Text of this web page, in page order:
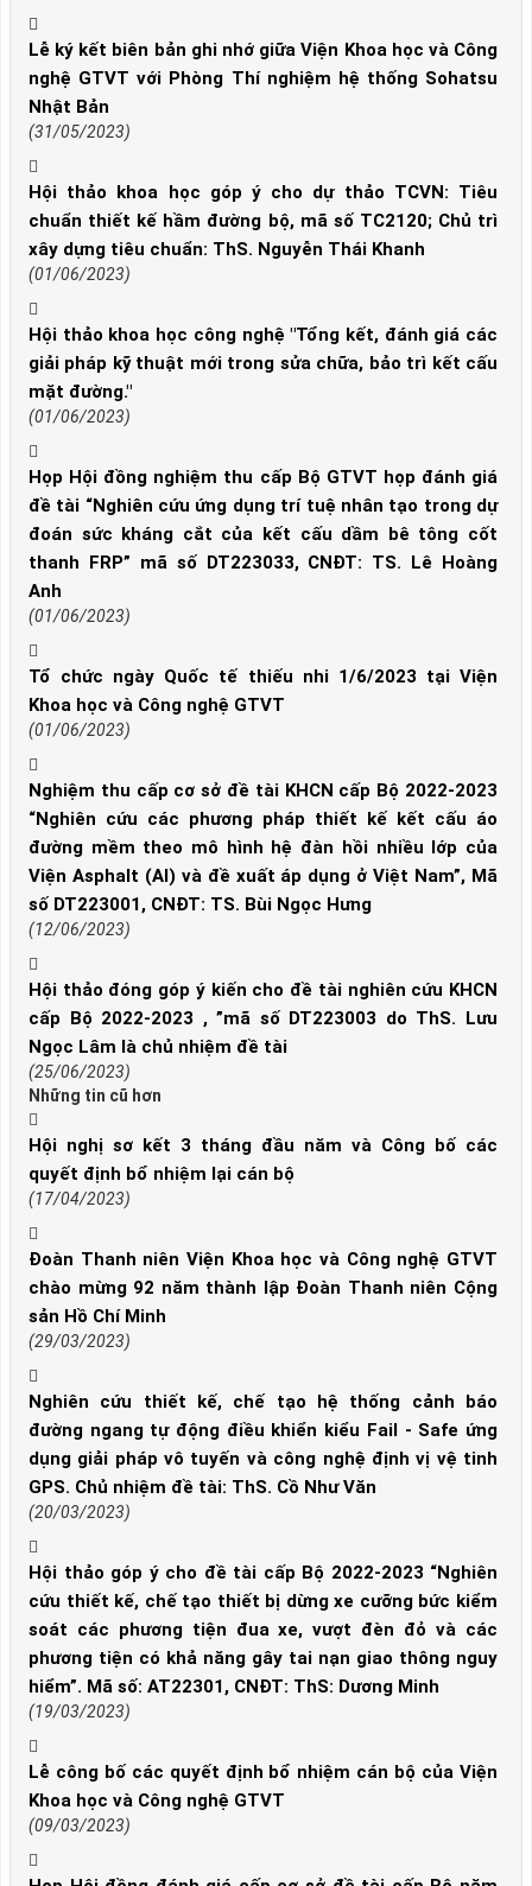
Lễ ký kết biên bản ghi nhớ giữa Viện Khoa học và Công
nghệ GTVT với Phòng Thí nghiệm hệ thống Sohatsu
Nhật Bản
(31/05/2023)
Hội thảo khoa học góp ý cho dự thảo TCVN: Tiêu
chuẩn thiết kế hầm đường bộ, mã số TC2120; Chủ trì
xây dựng tiêu chuẩn: ThS. Nguyễn Thái Khanh
(01/06/2023)
Hội thảo khoa học công nghệ "Tổng kết, đánh giá các
giải pháp kỹ thuật mới trong sửa chữa, bảo trì kết cấu
mặt đường."
(01/06/2023)
Họp Hội đồng nghiệm thu cấp Bộ GTVT họp đánh giá
đề tài “Nghiên cứu ứng dụng trí tuệ nhân tạo trong dự
đoán sức kháng cắt của kết cấu dầm bê tông cốt
thanh FRP” mã số DT223033, CNĐT: TS. Lê Hoàng
Anh
(01/06/2023)
Tổ chức ngày Quốc tế thiếu nhi 1/6/2023 tại Viện
Khoa học và Công nghệ GTVT
(01/06/2023)
Nghiệm thu cấp cơ sở đề tài KHCN cấp Bộ 2022-2023
“Nghiên cứu các phương pháp thiết kế kết cấu áo
đường mềm theo mô hình hệ đàn hồi nhiều lớp của
Viện Asphalt (AI) và đề xuất áp dụng ở Việt Nam”, Mã
số DT223001, CNĐT: TS. Bùi Ngọc Hưng
(12/06/2023)
Hội thảo đóng góp ý kiến cho đề tài nghiên cứu KHCN
cấp Bộ 2022-2023 , ”mã số DT223003 do ThS. Lưu
Ngọc Lâm là chủ nhiệm đề tài
(25/06/2023)
Những tin cũ hơn
Hội nghị sơ kết 3 tháng đầu năm và Công bố các
quyết định bổ nhiệm lại cán bộ
(17/04/2023)
Đoàn Thanh niên Viện Khoa học và Công nghệ GTVT
chào mừng 92 năm thành lập Đoàn Thanh niên Cộng
sản Hồ Chí Minh
(29/03/2023)
Nghiên cứu thiết kế, chế tạo hệ thống cảnh báo
đường ngang tự động điều khiển kiểu Fail - Safe ứng
dụng giải pháp vô tuyến và công nghệ định vị vệ tinh
GPS. Chủ nhiệm đề tài: ThS. Cồ Như Văn
(20/03/2023)
Hội thảo góp ý cho đề tài cấp Bộ 2022-2023 “Nghiên
cứu thiết kế, chế tạo thiết bị dừng xe cưỡng bức kiểm
soát các phương tiện đua xe, vượt đèn đỏ và các
phương tiện có khả năng gây tai nạn giao thông nguy
hiểm”. Mã số: AT22301, CNĐT: ThS: Dương Minh
(19/03/2023)
Lễ công bố các quyết định bổ nhiệm cán bộ của Viện
Khoa học và Công nghệ GTVT
(09/03/2023)